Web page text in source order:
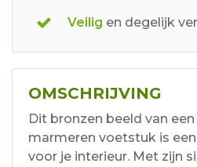
Veilig en degelijk
OMSCHRIJVING
Dit bronzen beeld van
marmeren voetstuk is
voor je interieur. Met zijn